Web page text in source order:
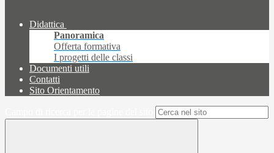
Didattica
Panoramica
Offerta formativa
I progetti delle classi
Documenti utili
Contatti
Sito Orientamento